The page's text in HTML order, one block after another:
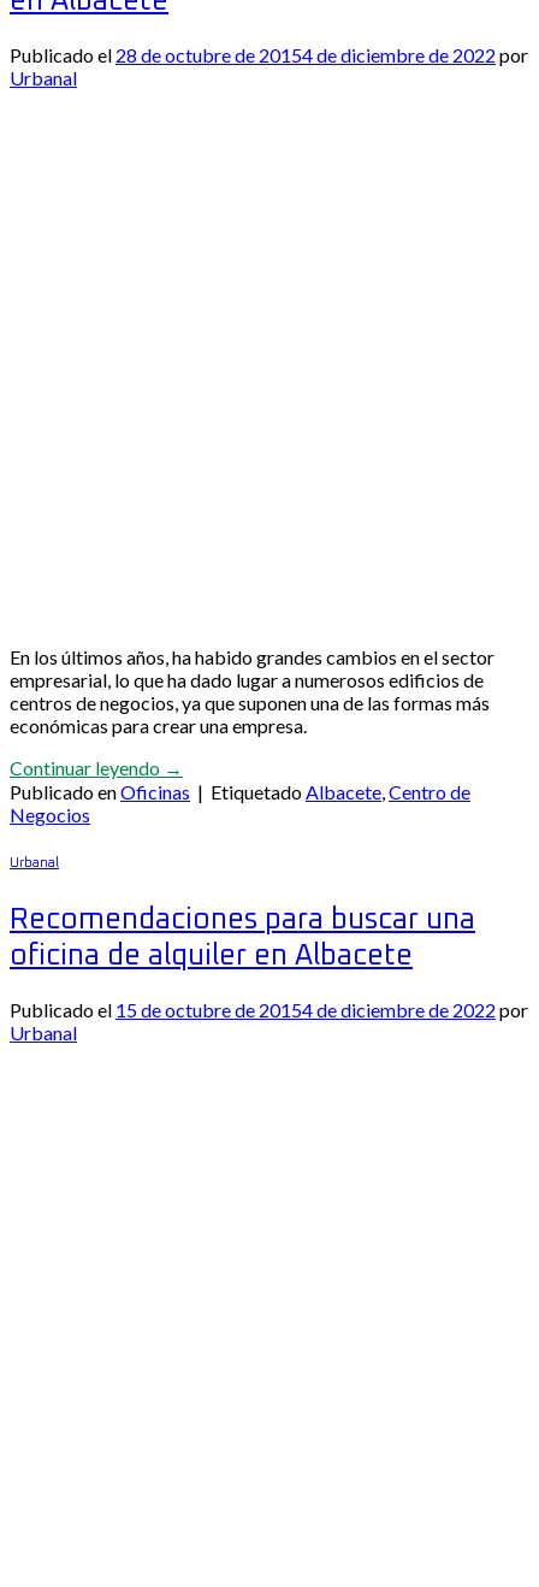
Publicado el 28 de octubre de 20154 de diciembre de 2022 por
Urbanal
En los últimos años, ha habido grandes cambios en el sector
empresarial, lo que ha dado lugar a numerosos edificios de
centros de negocios, ya que suponen una de las formas más
económicas para crear una empresa.
Continuar leyendo →
Publicado enOficinas | EtiquetadoAlbacete,Centro de
Negocios
Urbanal
Recomendaciones para buscar una
oficina de alquiler en Albacete
Publicado el 15 de octubre de 20154 de diciembre de 2022 por
Urbanal